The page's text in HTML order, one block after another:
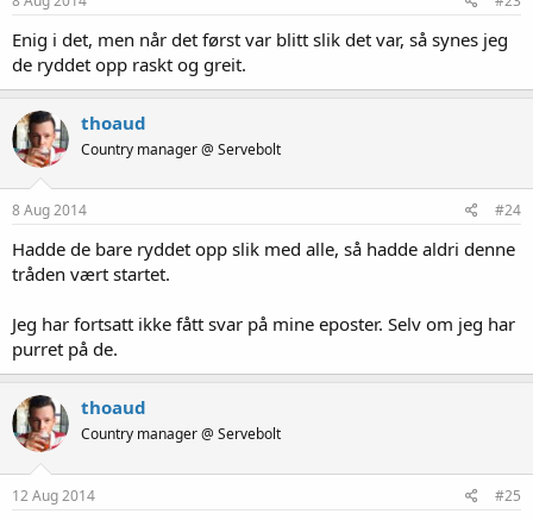
Enig i det, men når det først var blitt slik det var, så synes jeg
de ryddet opp raskt og greit.
thoaud
Country manager @ Servebolt
8 Aug 2014 #24
Hadde de bare ryddet opp slik med alle, så hadde aldri denne
tråden vært startet.
Jeg har fortsatt ikke fått svar på mine eposter. Selv om jeg har
purret på de.
thoaud
Country manager @ Servebolt
12 Aug 2014 #25